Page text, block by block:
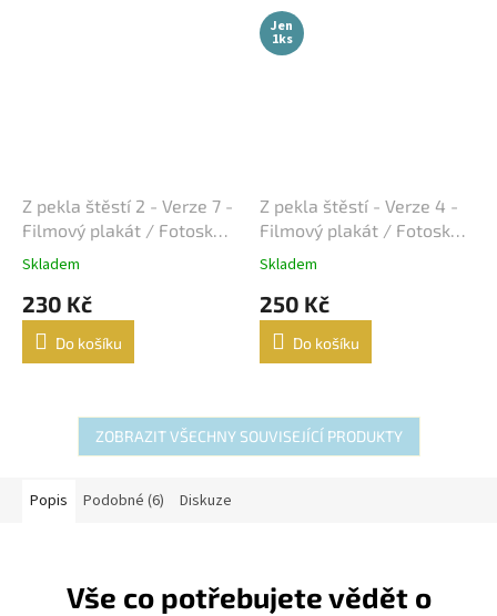
Z pekla štěstí 2 - Verze 7 -
Filmový plakát / Fotoska /
Slepka (cca A4)
Skladem
230 Kč
Do košíku
Jen
1ks
Z pekla štěstí - Verze 4 -
Filmový plakát / Fotoska /
Slepka (cca A4)
Skladem
250 Kč
Do košíku
ZOBRAZIT VŠECHNY SOUVISEJÍCÍ PRODUKTY
Popis Podobné (6) Diskuze
Vše co potřebujete vědět o